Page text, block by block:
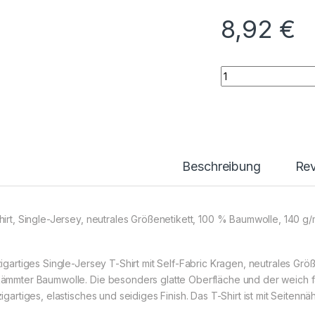
8,92 €
X.O Roundneck
Beschreibung
Single-Jersey, neutrales Größenetikett, 100 % Baumwolle, 140 g/
Single-Jersey T-Shirt mit Self-Fabric Kragen, neutrales
Baumwolle. Die besonders glatte Oberfläche und der weich
elastisches und seidiges Finish. Das T-Shirt ist mit